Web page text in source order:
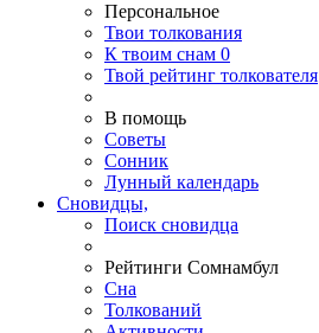
Персональное
Твои толкования
К твоим снам 0
Твой рейтинг толкователя
В помощь
Советы
Сонник
Лунный календарь
Сновидцы,
Поиск сновидца
Рейтинги Сомнамбул
Сна
Толкований